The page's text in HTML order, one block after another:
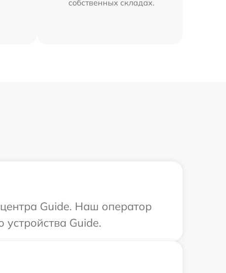
собственных складах.
Guide. Наш оператор
Guide.